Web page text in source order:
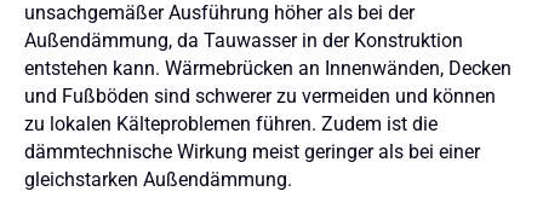
unsachgemäßer Ausführung höher als bei der
Außendämmung, da Tauwasser in der Konstruktion
entstehen kann. Wärmebrücken an Innenwänden, Decken
und Fußböden sind schwerer zu vermeiden und können
zu lokalen Kälteproblemen führen. Zudem ist die
dämmtechnische Wirkung meist geringer als bei einer
gleichstarken Außendämmung.